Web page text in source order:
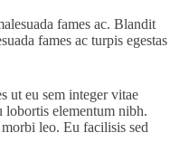
fames ac. Blandit
fames ac turpis egestas
ut eu sem integer vitae
lobortis elementum nibh.
leo. Eu facilisis sed